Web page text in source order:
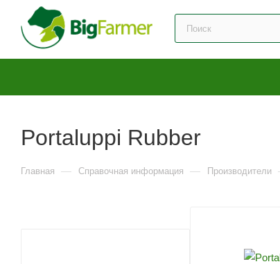
Portaluppi Rubber
Главная — Справочная информация — Производители